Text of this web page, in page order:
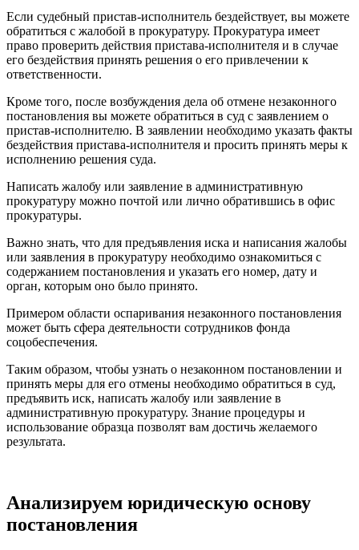
Если судебный пристав-исполнитель бездействует, вы можете
обратиться с жалобой в прокуратуру. Прокуратура имеет
право проверить действия пристава-исполнителя и в случае
его бездействия принять решения о его привлечении к
ответственности.
Кроме того, после возбуждения дела об отмене незаконного
постановления вы можете обратиться в суд с заявлением о
пристав-исполнителю. В заявлении необходимо указать факты
бездействия пристава-исполнителя и просить принять меры к
исполнению решения суда.
Написать жалобу или заявление в административную
прокуратуру можно почтой или лично обратившись в офис
прокуратуры.
Важно знать, что для предъявления иска и написания жалобы
или заявления в прокуратуру необходимо ознакомиться с
содержанием постановления и указать его номер, дату и
орган, которым оно было принято.
Примером области оспаривания незаконного постановления
может быть сфера деятельности сотрудников фонда
соцобеспечения.
Таким образом, чтобы узнать о незаконном постановлении и
принять меры для его отмены необходимо обратиться в суд,
предъявить иск, написать жалобу или заявление в
административную прокуратуру. Знание процедуры и
использование образца позволят вам достичь желаемого
результата.
Анализируем юридическую основу
постановления